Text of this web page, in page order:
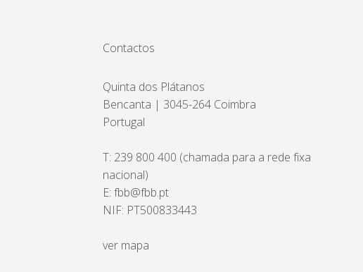
Contactos
Quinta dos Plátanos
Bencanta | 3045-264 Coimbra
Portugal
T: 239 800 400 (chamada para a rede fixa
nacional)
E:fbb@fbb.pt
NIF: PT500833443
ver mapa